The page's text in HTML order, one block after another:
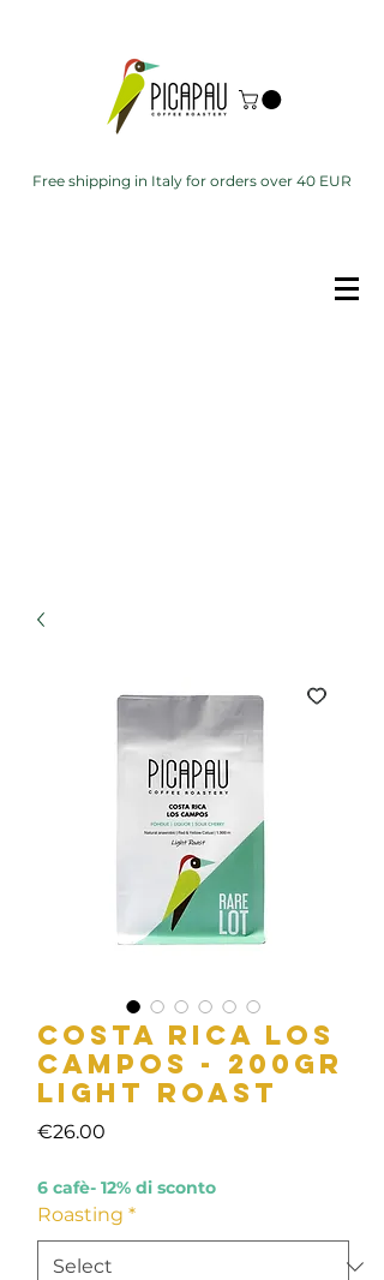
Free shipping in Italy for orders over 40 EUR
Costa Rica Los
Campos - 200gr
Light Roast
€26.00
6 cafè- 12% di sconto
Roasting *